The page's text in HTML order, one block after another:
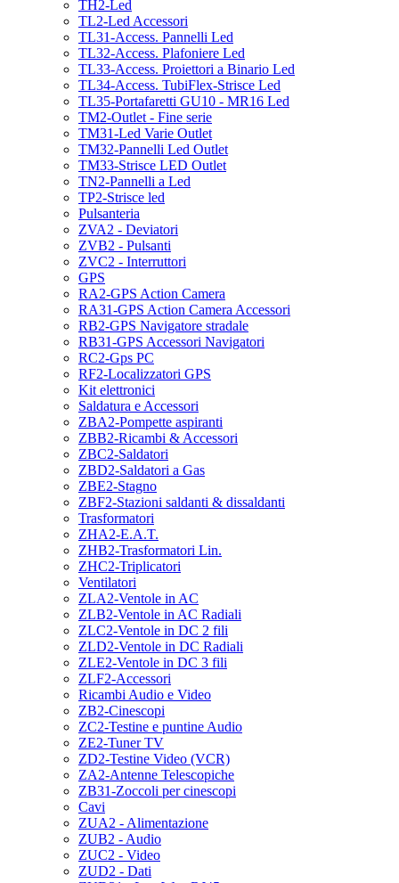
TH2-Led
TL2-Led Accessori
TL31-Access. Pannelli Led
TL32-Access. Plafoniere Led
TL33-Access. Proiettori a Binario Led
TL34-Access. TubiFlex-Strisce Led
TL35-Portafaretti GU10 - MR16 Led
TM2-Outlet - Fine serie
TM31-Led Varie Outlet
TM32-Pannelli Led Outlet
TM33-Strisce LED Outlet
TN2-Pannelli a Led
TP2-Strisce led
Pulsanteria
ZVA2 - Deviatori
ZVB2 - Pulsanti
ZVC2 - Interruttori
GPS
RA2-GPS Action Camera
RA31-GPS Action Camera Accessori
RB2-GPS Navigatore stradale
RB31-GPS Accessori Navigatori
RC2-Gps PC
RF2-Localizzatori GPS
Kit elettronici
Saldatura e Accessori
ZBA2-Pompette aspiranti
ZBB2-Ricambi & Accessori
ZBC2-Saldatori
ZBD2-Saldatori a Gas
ZBE2-Stagno
ZBF2-Stazioni saldanti & dissaldanti
Trasformatori
ZHA2-E.A.T.
ZHB2-Trasformatori Lin.
ZHC2-Triplicatori
Ventilatori
ZLA2-Ventole in AC
ZLB2-Ventole in AC Radiali
ZLC2-Ventole in DC 2 fili
ZLD2-Ventole in DC Radiali
ZLE2-Ventole in DC 3 fili
ZLF2-Accessori
Ricambi Audio e Video
ZB2-Cinescopi
ZC2-Testine e puntine Audio
ZE2-Tuner TV
ZD2-Testine Video (VCR)
ZA2-Antenne Telescopiche
ZB31-Zoccoli per cinescopi
Cavi
ZUA2 - Alimentazione
ZUB2 - Audio
ZUC2 - Video
ZUD2 - Dati